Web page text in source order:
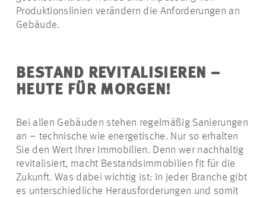
Produktionslinien verändern die Anforderungen an
Gebäude.
BESTAND REVITALISIEREN –
HEUTE FÜR MORGEN!
Bei allen Gebäuden stehen regelmäßig Sanierungen
an – technische wie energetische. Nur so erhalten
Sie den Wert Ihrer Immobilien. Denn wer nachhaltig
revitalisiert, macht Bestandsimmobilien fit für die
Zukunft. Was dabei wichtig ist: In jeder Branche gibt
es unterschiedliche Herausforderungen und somit